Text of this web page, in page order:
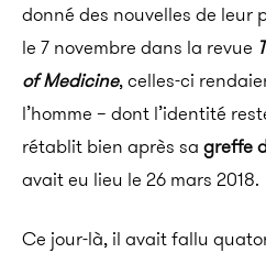
donné des nouvelles de leur
le 7 novembre dans la revue
of Medicine, celles-ci
l’homme – dont l’identité
rétablit bien après sa greffe
avait eu lieu le 26 mars 2018.
Ce jour-là, il avait fallu